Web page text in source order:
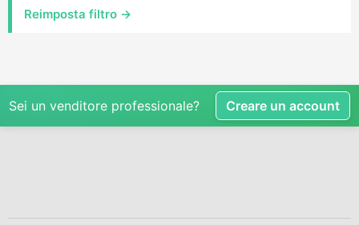
Reimposta filtro →
Sei un venditore professionale? Creare un account